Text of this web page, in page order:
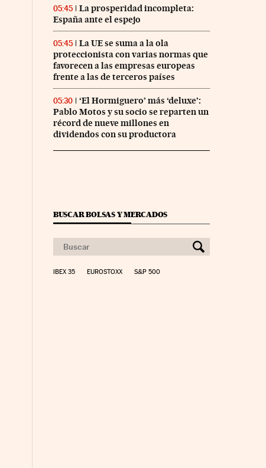
05:45
La prosperidad incompleta:
España ante el espejo
05:45
La UE se suma a la ola
proteccionista con varias normas que
favorecen a las empresas europeas
frente a las de terceros países
05:30
‘El Hormiguero’ más ‘deluxe’:
Pablo Motos y su socio se reparten un
récord de nueve millones en
dividendos con su productora
BUSCAR BOLSAS Y MERCADOS
IBEX 35 EUROSTOXX S&P 500